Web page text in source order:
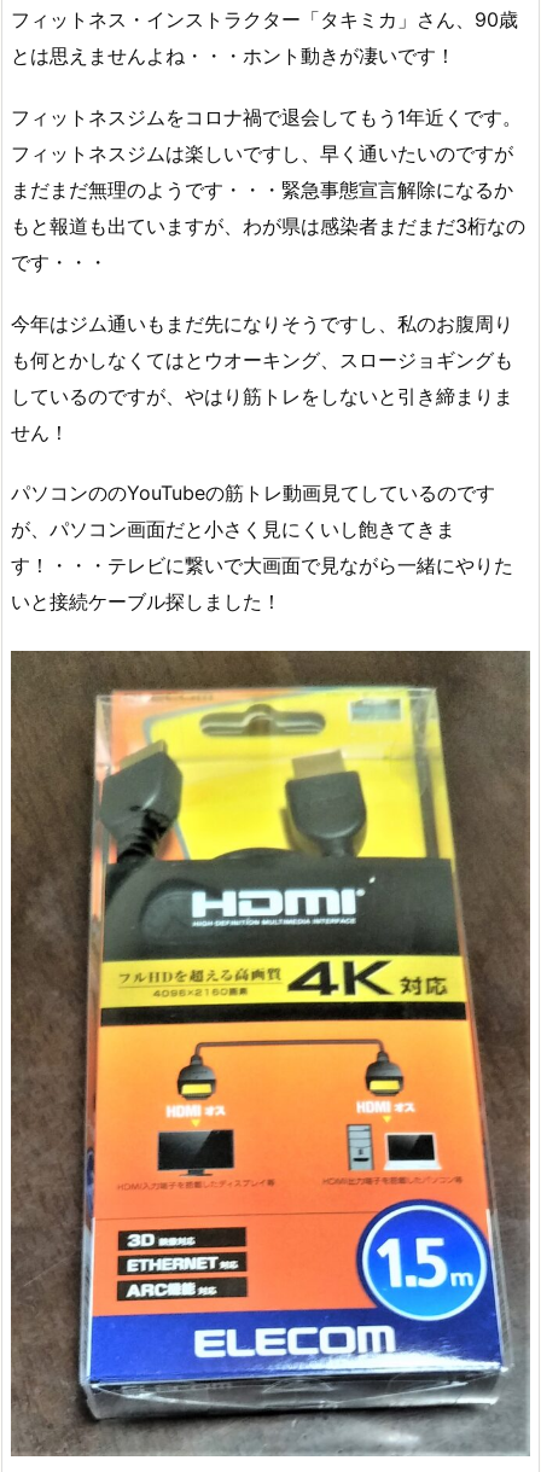
フィットネス・インストラクター「タキミカ」さん、90歳
とは思えませんよね・・・ホント動きが凄いです！
フィットネスジムをコロナ禍で退会してもう1年近くです。
フィットネスジムは楽しいですし、早く通いたいのですが
まだまだ無理のようです・・・緊急事態宣言解除になるか
もと報道も出ていますが、わが県は感染者まだまだ3桁なの
です・・・
今年はジム通いもまだ先になりそうですし、私のお腹周り
も何とかしなくてはとウオーキング、スロージョギングも
しているのですが、やはり筋トレをしないと引き締まりま
せん！
パソコンののYouTubeの筋トレ動画見てしているのです
が、パソコン画面だと小さく見にくいし飽きてきま
す！・・・テレビに繋いで大画面で見ながら一緒にやりた
いと接続ケーブル探しました！